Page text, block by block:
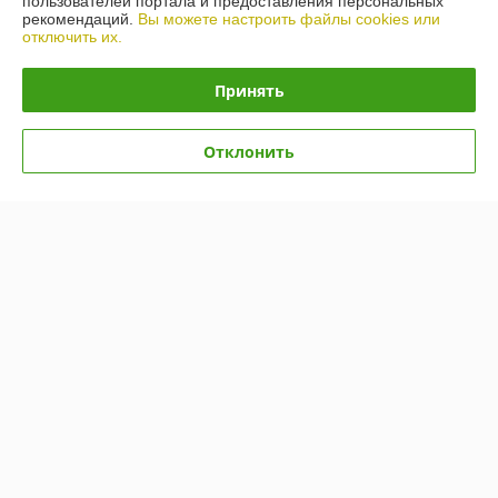
Показать все отзывы
рекомендаций. Вы можете настроить файлы cookies или
отключить их.
Принять
Отклонить